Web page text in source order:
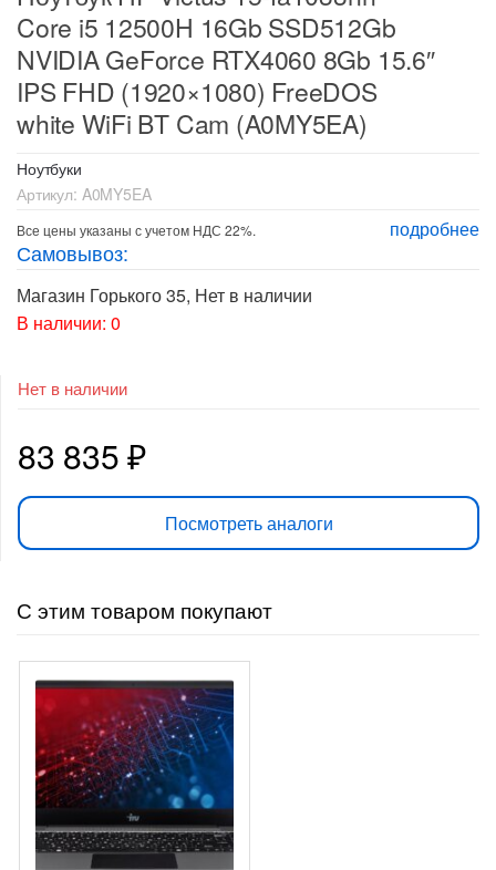
Core i5 12500H 16Gb SSD512Gb
NVIDIA GeForce RTX4060 8Gb 15.6″
IPS FHD (1920×1080) FreeDOS
white WiFi BT Cam (A0MY5EA)
Ноутбуки
Артикул: A0MY5EA
подробнее
Все цены указаны с учетом НДС 22%.
Самовывоз:
Магазин Горького 35, Нет в наличии
В наличии: 0
Нет в наличии
83 835₽
Посмотреть аналоги
С этим товаром покупают